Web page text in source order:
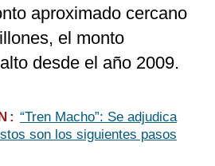
aproximado cercano
el monto
desde el año 2009.
“Tren Macho”: Se adjudica
son los siguientes pasos